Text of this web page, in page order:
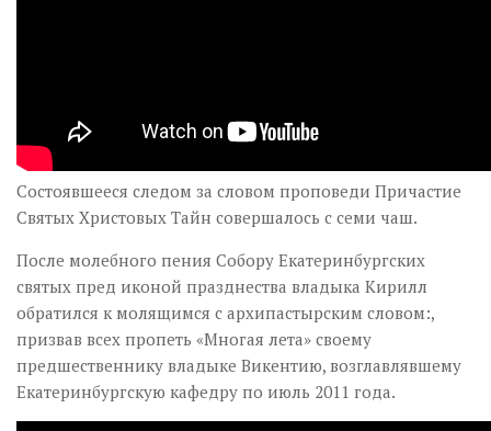
Состоявшееся следом за словом проповеди Причастие
Святых Христовых Тайн совершалось с семи чаш.
После молебного пения Собору Екатеринбургских
святых пред иконой празднества владыка Кирилл
обратился к молящимся с архипастырским словом:,
призвав всех пропеть «Многая лета» своему
предшественнику владыке Викентию, возглавлявшему
Екатеринбургскую кафедру по июль 2011 года.